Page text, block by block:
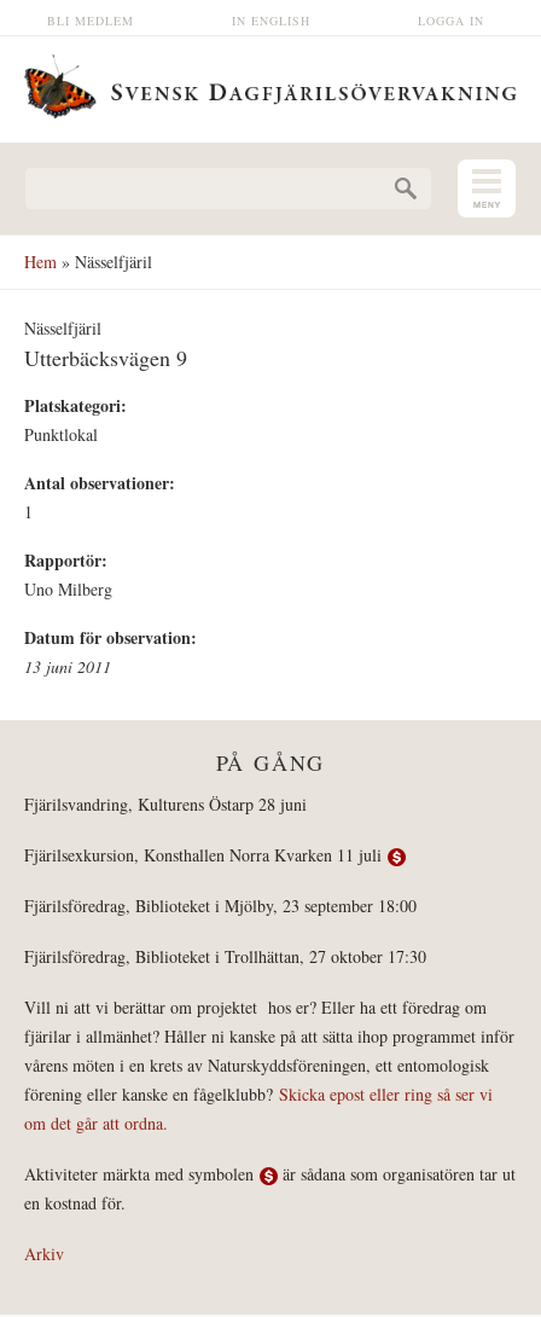
Hoppa till huvudinnehåll LOGGA IN
IN ENGLISH
BLI MEDLEM
Hem » Nässelfjäril
Nässelfjäril
Utterbäcksvägen 9
Platskategori:
Punktlokal
Antal observationer:
1
Rapportör:
Uno Milberg
Datum för observation:
13 juni 2011
PÅ GÅNG
Fjärilsvandring, Kulturens Östarp 28 juni
Fjärilsexkursion, Konsthallen Norra Kvarken 11 juli
Fjärilsföredrag, Biblioteket i Mjölby, 23 september 18:00
Fjärilsföredrag, Biblioteket i Trollhättan, 27 oktober 17:30
Vill ni att vi berättar om projektet hos er? Eller ha ett föredrag om
fjärilar i allmänhet? Håller ni kanske på att sätta ihop programmet inför
vårens möten i en krets av Naturskyddsföreningen, ett entomologisk
förening eller kanske en fågelklubb? Skicka epost eller ring så ser vi
om det går att ordna.
Aktiviteter märkta med symbolen
är sådana som organisatören tar ut
en kostnad för.
Arkiv